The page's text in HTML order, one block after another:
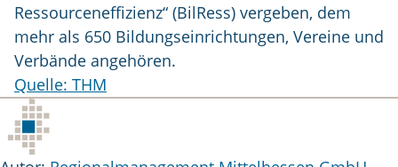
Ressourceneffizienz“ (BilRess) vergeben, dem
mehr als 650 Bildungseinrichtungen, Vereine und
Verbände angehören.
Quelle: THM